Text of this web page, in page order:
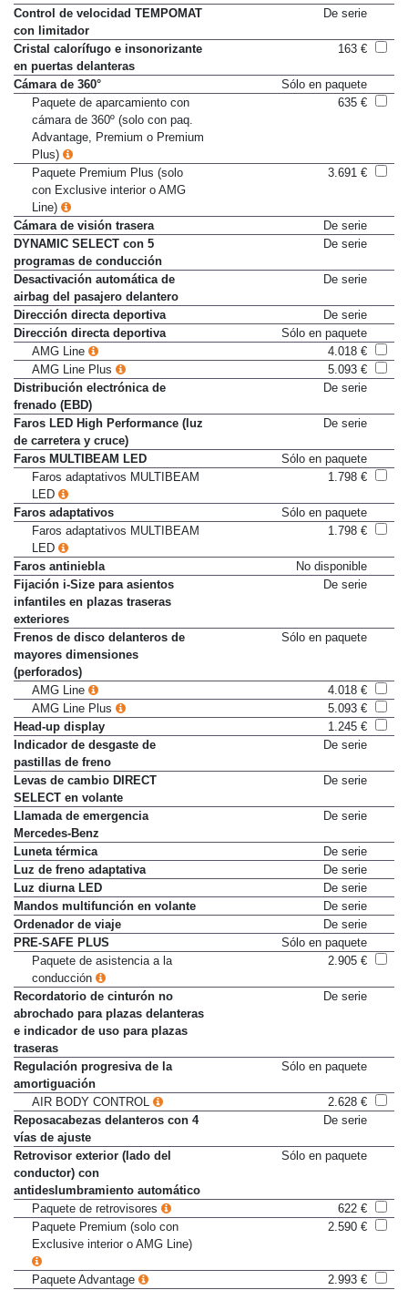
Control de tracción
De serie
Control de velocidad TEMPOMAT
con limitador
Cristal calorífugo e insonorizante
en puertas delanteras
Cámara de 360°
Sólo en paquete
Paquete de aparcamiento con
cámara de 360º (solo con paq.
Advantage, Premium o Premium
Plus)
Paquete Premium Plus (solo
con Exclusive interior o AMG
Line)
Cámara de visión trasera
De serie
DYNAMIC SELECT con 5
programas de conducción
Desactivación automática de
airbag del pasajero delantero
Dirección directa deportiva
De serie
Dirección directa deportiva
Sólo en paquete
AMG Line
4.018 €
AMG Line Plus
5.093 €
Distribución electrónica de
frenado (EBD)
Faros LED High Performance (luz
de carretera y cruce)
Faros MULTIBEAM LED
Sólo en paquete
Faros adaptativos MULTIBEAM
LED
Faros adaptativos
Sólo en paquete
Faros adaptativos MULTIBEAM
LED
Faros antiniebla
No disponible
Fijación i-Size para asientos
infantiles en plazas traseras
exteriores
Frenos de disco delanteros de
mayores dimensiones
(perforados)
AMG Line
4.018 €
AMG Line Plus
5.093 €
Head-up display
1.245 €
Indicador de desgaste de
pastillas de freno
Levas de cambio DIRECT
SELECT en volante
Llamada de emergencia
Mercedes-Benz
Luneta térmica
De serie
Luz de freno adaptativa
De serie
Luz diurna LED
De serie
Mandos multifunción en volante
De serie
Ordenador de viaje
De serie
PRE-SAFE PLUS
Sólo en paquete
Paquete de asistencia a la
conducción
Recordatorio de cinturón no
abrochado para plazas delanteras
e indicador de uso para plazas
traseras
Regulación progresiva de la
amortiguación
AIR BODY CONTROL
2.628 €
Reposacabezas delanteros con 4
vías de ajuste
Retrovisor exterior (lado del
conductor) con
antideslumbramiento automático
Paquete de retrovisores
622 €
Paquete Premium (solo con
Exclusive interior o AMG Line)